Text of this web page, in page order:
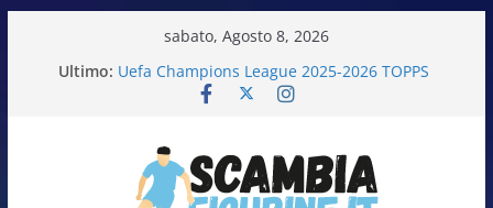
sabato, Agosto 8, 2026
Ultimo: Uefa Champions League 2025-2026 TOPPS
Fifa World Cup 2026 PANINI
Calciatori Serie B BKT 2025-2026 PANINI